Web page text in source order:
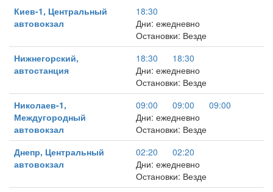
Киев-1, Центральный
автовокзал
18:30
Дни: ежедневно
Остановки: Везде
Нижнегорский,
автостанция
18:30
18:30
Дни: ежедневно
Остановки: Везде
Николаев-1,
Междугородный
автовокзал
09:00 09:00
09:00
Дни: ежедневно
Остановки: Везде
Днепр, Центральный
автовокзал
02:20
02:20
Дни: ежедневно
Остановки: Везде